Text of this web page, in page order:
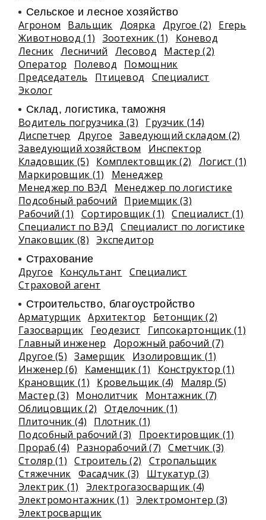
Сельское и лесное хозяйство
Агроном Вальщик Доярка Другое (2)
Егерь
Животновод (1)
Зоотехник (1)
Коневод
Лесник Лесничий Лесовод
Мастер (2)
Оператор
Полевод
Помощник
Председатель
Птицевод
Специалист
Эколог
Склад, логистика, таможня
Водитель погрузчика (3)
Грузчик (14)
Диспетчер
Другое Заведующий складом (2)
Заведующий хозяйством
Инспектор
Кладовщик (5)
Комплектовщик (2)
Логист (1)
Маркировщик (1)
Менеджер
Менеджер по ВЭД
Менеджер по логистике
Подсобный рабочий
Приемщик (3)
Рабочий (1)
Сортировщик (1)
Специалист (1)
Специалист по ВЭД
Специалист по логистике
Упаковщик (8)
Экспедитор
Страхование
Другое Консультант
Специалист
Страховой агент
Строительство, благоустройство
Арматурщик Архитектор
Бетонщик (2)
Газосварщик
Геодезист
Гипсокартонщик (1)
Главный инженер
Дорожный рабочий (7)
Другое (5)
Замерщик
Изолировщик (1)
Инженер (6)
Каменщик (1)
Конструктор (1)
Крановщик (1)
Кровельщик (4)
Маляр (5)
Мастер (3)
Монолитчик
Монтажник (7)
Облицовщик (2)
Отделочник (1)
Плиточник (4)
Плотник (1)
Подсобный рабочий (3)
Проектировщик (1)
Прораб (4)
Разнорабочий (7)
Сметчик (3)
Столяр (1)
Строитель (2)
Стропальщик
Стяжечник Фасадчик (3)
Штукатур (3)
Электрик (1)
Электрогазосварщик (4)
Электромонтажник (1)
Электромонтер (3)
Электросварщик